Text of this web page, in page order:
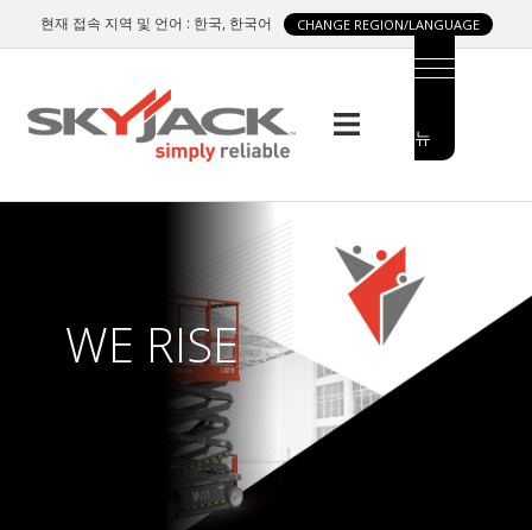
현재 접속 지역 및 언어 : 한국, 한국어 CHANGE REGION/LANGUAGE
MAIN
MENU
뉴
WE RISE